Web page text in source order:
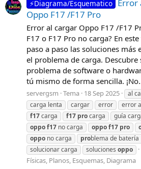
⚡Diagrama/Esquematico Error
Oppo F17 /F17 Pro
Error al cargar Oppo F17 /F17
F17 o F17 Pro no carga? En
paso a paso las soluciones más
el problema de carga. Descubre
problema de software o
tú mismo de forma sencilla.
servergsm Tema 18 Sep 2025 al
carga lenta
cargar error error
f17carga f17 procarga guía
oppof17 no carga oppof17 pro
oppo no carga problema de batería
solucionar carga
soluciones oppo
Físicas, Planos, Esquemas, Diagrama